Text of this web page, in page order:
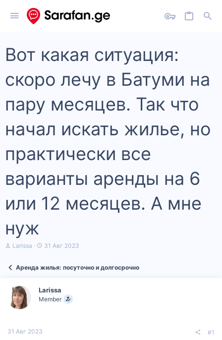
Вот какая ситуация:
скоро лечу в Батуми на
пару месяцев. Так что
начал искать жилье, но
практически все
варианты аренды на 6
или 12 месяцев. А мне
нуж
А
е
м
ы
Larissa
Д
а
ч
а
31 Авг 2023
Аренда жилья: посуточно и долгосрочно
Larissa
Member
31 Авг 2023 #1